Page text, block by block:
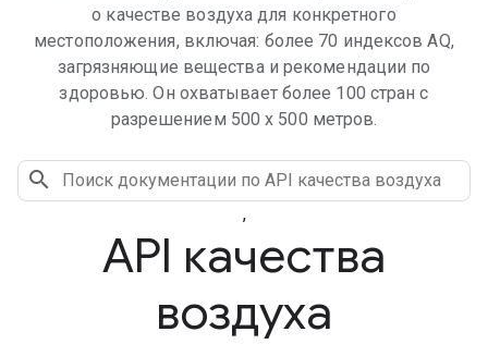
о качестве воздуха для конкретного
местоположения, включая: более 70 индексов AQ,
загрязняющие вещества и рекомендации по
здоровью. Он охватывает более 100 стран с
разрешением 500 х 500 метров.
,
API качества
воздуха